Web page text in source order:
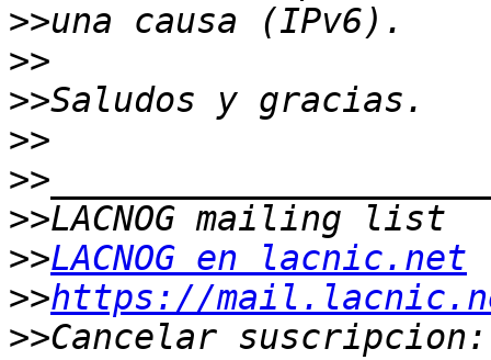
>>
>>
>>
>>
>>
>>
>>LACNOG en lacnic.net
>>https://
>>